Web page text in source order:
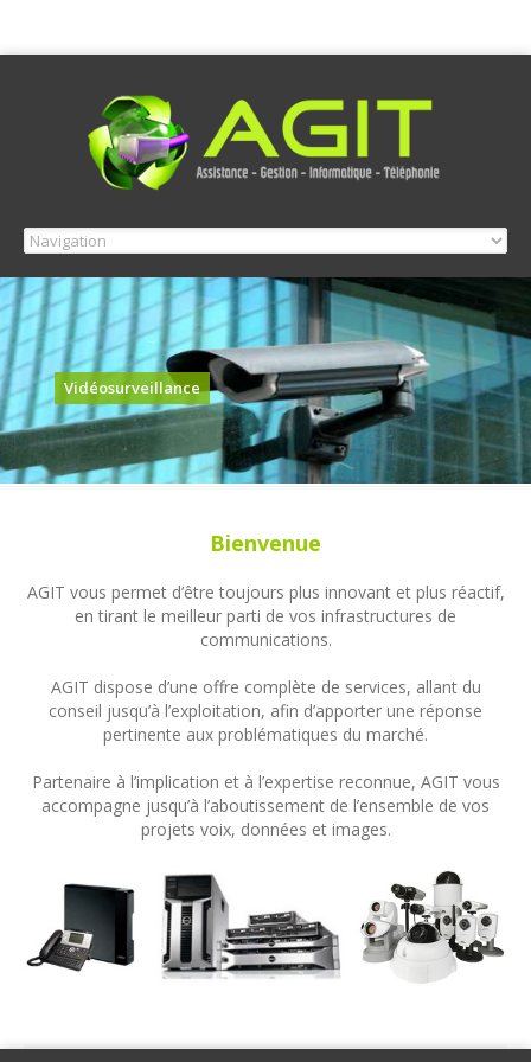
Vidéosurveillance
Bienvenue
AGIT vous permet d’être toujours plus innovant et plus réactif,
en tirant le meilleur parti de vos infrastructures de
communications.
AGIT dispose d’une offre complète de services, allant du
conseil jusqu’à l’exploitation, afin d’apporter une réponse
pertinente aux problématiques du marché.
Partenaire à l’implication et à l’expertise reconnue, AGIT vous
accompagne jusqu’à l’aboutissement de l’ensemble de vos
projets voix, données et images.